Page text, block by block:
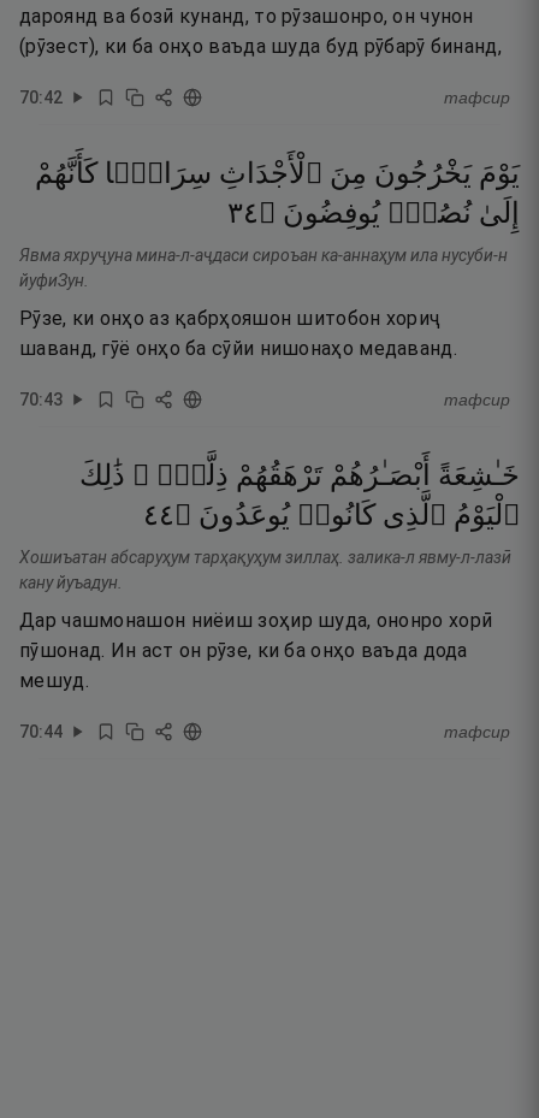
дароянд ва бозӣ кунанд, то рӯзашонро, он чунон
(рӯзест), ки ба онҳо ваъда шуда буд рӯбарӯ бинанд,
70:42 тафсир
يَوْمَ يَخْرُجُونَ مِنَ ٱلْأَجْدَاثِ سِرَاعًۭا كَأَنَّهُمْ
إِلَىٰ نُصُبٍۢ يُوفِضُونَ ۝٤٣
Явма яхруҷуна мина-л-аҷдаси сироъан ка-аннаҳум ила нусуби-н
йуфиЗун.
Рӯзе, ки онҳо аз қабрҳояшон шитобон хориҷ
шаванд, гӯё онҳо ба сӯйи нишонаҳо медаванд.
70:43 тафсир
خَـٰشِعَةً أَبْصَـٰرُهُمْ تَرْهَقُهُمْ ذِلَّةٌۭ ۚ ذَٰلِكَ
ٱلْيَوْمُ ٱلَّذِى كَانُوا۟ يُوعَدُونَ ۝٤٤
Хошиъатан абсаруҳум тарҳақуҳум зиллаҳ. залика-л явму-л-лазӣ
кану йуъадун.
Дар чашмонашон ниёиш зоҳир шуда, ононро хорӣ
пӯшонад. Ин аст он рӯзе, ки ба онҳо ваъда дода
мешуд.
70:44 тафсир